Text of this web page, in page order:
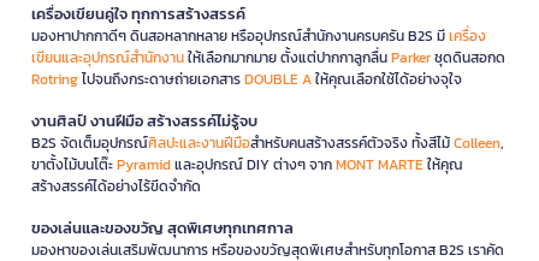
เครื่องเขียนคู่ใจ ทุกการสร้างสรรค์
มองหาปากกาดีๆ ดินสอหลากหลาย หรืออุปกรณ์สำนักงานครบครัน B2S มีเครื่อง
เขียนและอุปกรณ์สำนักงานให้เลือกมากมาย ตั้งแต่ปากกาลูกลื่นParkerชุดดินสอกด
Rotringไปจนถึงกระดาษถ่ายเอกสารDOUBLE Aให้คุณเลือกใช้ได้อย่างจุใจ
งานศิลป์ งานฝีมือ สร้างสรรค์ไม่รู้จบ
B2S จัดเต็มอุปกรณ์ศิลปะและงานฝีมือสำหรับคนสร้างสรรค์ตัวจริง ทั้งสีไม้Colleen,
ขาตั้งไม้บนโต๊ะPyramidและอุปกรณ์ DIY ต่างๆ จากMONT MARTEให้คุณ
สร้างสรรค์ได้อย่างไร้ขีดจำกัด
ของเล่นและของขวัญ สุดพิเศษทุกเทศกาล
มองหาของเล่นเสริมพัฒนาการ หรือของขวัญสุดพิเศษสำหรับทุกโอกาส B2S เราคัด